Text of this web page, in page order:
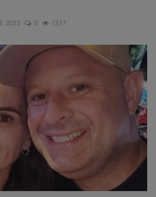
2025 0 1317